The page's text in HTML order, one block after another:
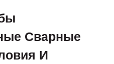
Сварные
И